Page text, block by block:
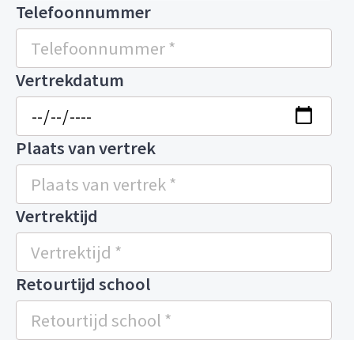
Telefoonnummer
Vertrekdatum
Plaats van vertrek
Vertrektijd
Retourtijd school